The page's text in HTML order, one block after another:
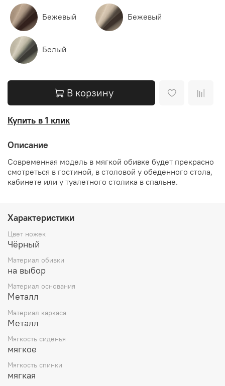
Бежевый Бежевый
Белый
В корзину
Купить в 1 клик
Описание
Современная модель в мягкой обивке будет прекрасно
смотреться в гостиной, в столовой у обеденного стола,
кабинете или у туалетного столика в спальне.
Характеристики
Цвет ножек
Чёрный
Материал обивки
на выбор
Материал основания
Металл
Материал каркаса
Металл
Мягкость сиденья
мягкое
Мягкость спинки
мягкая